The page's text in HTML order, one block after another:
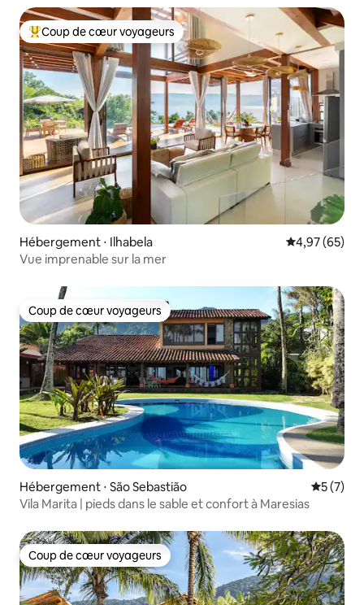
Coups de cœur voyageurs les plus appréciés
Coup de cœur voyageurs
Hébergement ⋅ Ilhabela Évaluation
4,97 (65)
Vue imprenable sur la mer
Coup de cœur voyageurs
Coup de cœur voyageurs
Hébergement ⋅ São Sebastião
5 (7)
Vila Marita | pieds dans le sable et confort à Maresias
Coup de cœur voyageurs
Coup de cœur voyageurs